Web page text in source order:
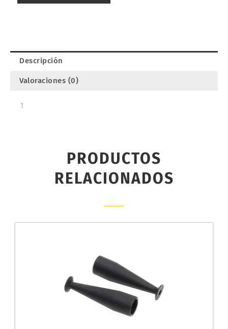
Descripción
Valoraciones (0)
1
PRODUCTOS
RELACIONADOS